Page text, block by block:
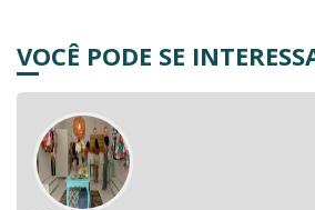
VOCÊ PODE SE